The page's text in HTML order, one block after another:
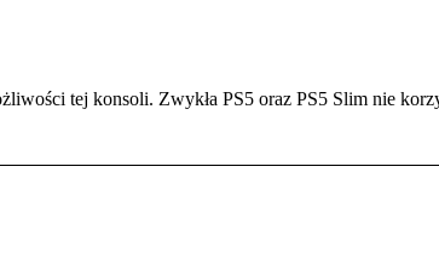
tej konsoli. Zwykła PS5 oraz PS5 Slim nie